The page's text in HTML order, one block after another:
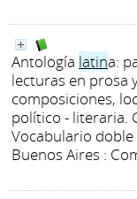
Antología latina:
lecturas en prosa
composiciones,
político - literaria.
Vocabulario
Buenos Aires :